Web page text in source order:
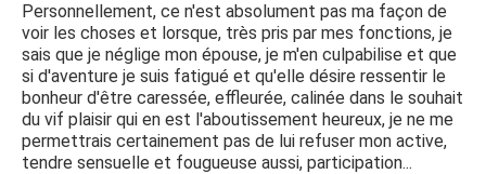
Personnellement, ce n'est absolument pas ma façon de
voir les choses et lorsque, très pris par mes fonctions, je
sais que je néglige mon épouse, je m'en culpabilise et que
si d'aventure je suis fatigué et qu'elle désire ressentir le
bonheur d'être caressée, effleurée, calinée dans le souhait
du vif plaisir qui en est l'aboutissement heureux, je ne me
permettrais certainement pas de lui refuser mon active,
tendre sensuelle et fougueuse aussi, participation...